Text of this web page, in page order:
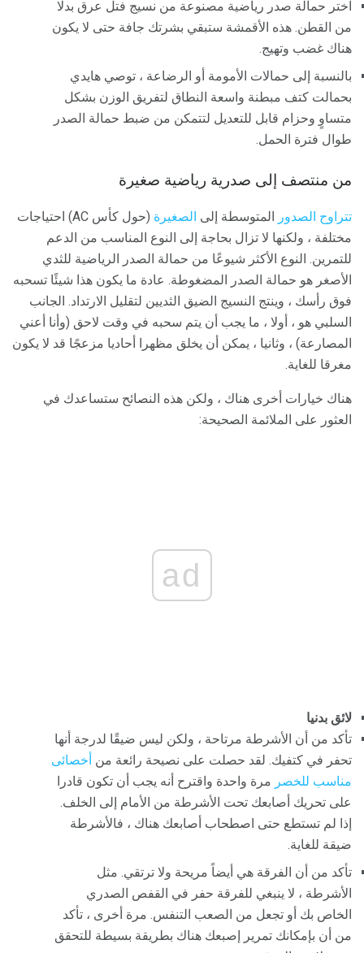
اختر حمالة صدر رياضية مصنوعة من نسيج فتل عرق بدلا
من القطن. هذه الأقمشة ستبقي بشرتك جافة حتى لا يكون
هناك غضب وتهيج.
بالنسبة إلى حمالات الأمومة أو الرضاعة ، توصي هايدي
بحمالت كتف مبطنة واسعة النطاق لتفريق الوزن بشكل
متساوٍ وحزام قابل للتعديل لتتمكن من ضبط حمالة الصدر
طوال فترة الحمل.
من منتصف إلى صدرية رياضية صغيرة
تتراوح الصدور المتوسطة إلى الصغيرة
(حول كأس AC) احتياجات
مختلفة ، ولكنها لا تزال بحاجة إلى النوع المناسب من الدعم
للتمرين. النوع الأكثر شيوعًا من حمالة الصدر الرياضية للثدي
الأصغر هو حمالة الصدر المضغوطة. عادة ما يكون هذا شيئًا تسحبه
فوق رأسك ، وينتج النسيج الضيق الثديين لتقليل الارتداد. الجانب
السلبي هو ، أولا ، ما يجب أن يتم سحبه في وقت لاحق (وأنا أعني
المصارعة) ، وثانيا ، يمكن أن يخلق مظهرا أحاديا مزعجًا قد لا يكون
مغرقا للغاية.
هناك خيارات أخرى هناك ، ولكن هذه النصائح ستساعدك في
العثور على الملائمة الصحيحة:
ad
لائق بدنيا
تأكد من أن الأشرطة مرتاحة ، ولكن ليس ضيقًا لدرجة أنها
تحفر في كتفيك. لقد حصلت على نصيحة رائعة من أخصائى
مناسب للخصر مرة واحدة واقترح أنه يجب أن تكون قادرا
على تحريك أصابعك تحت الأشرطة من الأمام إلى الخلف.
إذا لم تستطع حتى اصطحاب أصابعك هناك ، فالأشرطة
ضيقة للغاية.
تأكد من أن الفرقة هي أيضاً مريحة ولا ترتقي. مثل
الأشرطة ، لا ينبغي للفرقة حفر في القفص الصدري
الخاص بك أو تجعل من الصعب التنفس. مرة أخرى ، تأكد
من أن بإمكانك تمرير إصبعك هناك بطريقة بسيطة للتحقق